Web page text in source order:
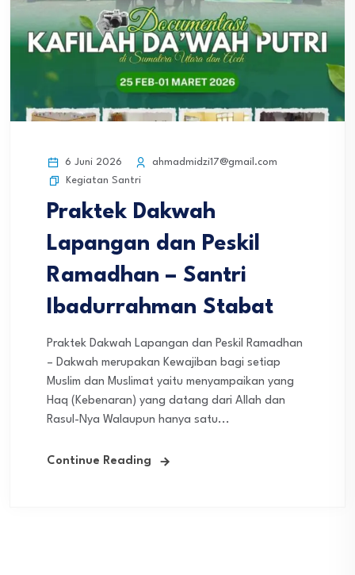
6 Juni 2026
ahmadmidzi17@gmail.com
Kegiatan Santri
Praktek Dakwah
Lapangan dan Peskil
Ramadhan – Santri
Ibadurrahman Stabat
Praktek Dakwah Lapangan dan Peskil Ramadhan
– Dakwah merupakan Kewajiban bagi setiap
Muslim dan Muslimat yaitu menyampaikan yang
Haq (Kebenaran) yang datang dari Allah dan
Rasul-Nya Walaupun hanya satu...
Continue Reading